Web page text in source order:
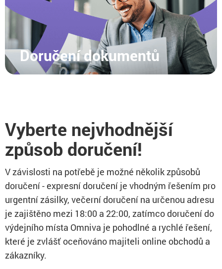
Doručení dokumentů
Vyberte nejvhodnější
způsob doručení!
V závislosti na potřebě je možné několik způsobů
doručení - expresní doručení je vhodným řešením pro
urgentní zásilky, večerní doručení na určenou adresu
je zajištěno mezi 18:00 a 22:00, zatímco doručení do
výdejního místa Omniva je pohodlné a rychlé řešení,
které je zvlášť oceňováno majiteli online obchodů a
zákazníky.